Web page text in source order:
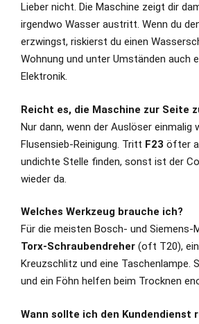
Lieber nicht. Die Maschine zeigt dir
irgendwo Wasser austritt. Wenn du
erzwingst, riskierst du einen
Wohnung und unter Umständen auch
Elektronik.
Reicht es, die Maschine zur Seite
Nur dann, wenn der Auslöser einmalig
Flusensieb-Reinigung. Tritt F23 öfter
undichte Stelle finden, sonst ist der
wieder da.
Welches Werkzeug brauche ich?
Für die meisten Bosch- und Siemens-
Torx-Schraubendreher (oft T20),
Kreuzschlitz und eine Taschenlampe.
und ein Föhn helfen beim Trocknen
Wann sollte ich den Kundendienst